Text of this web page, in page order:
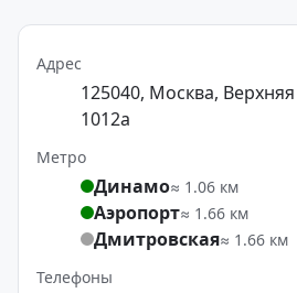
Адрес
125040, Москва,
1012а
Метро
Динамо≈ 1.06 км
Аэропорт≈ 1.66 км
Дмитровская≈ 1.66 км
Телефоны